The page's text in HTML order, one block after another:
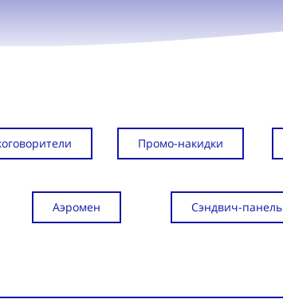
Промо-накидки
Аэромен Сэндвич-панель